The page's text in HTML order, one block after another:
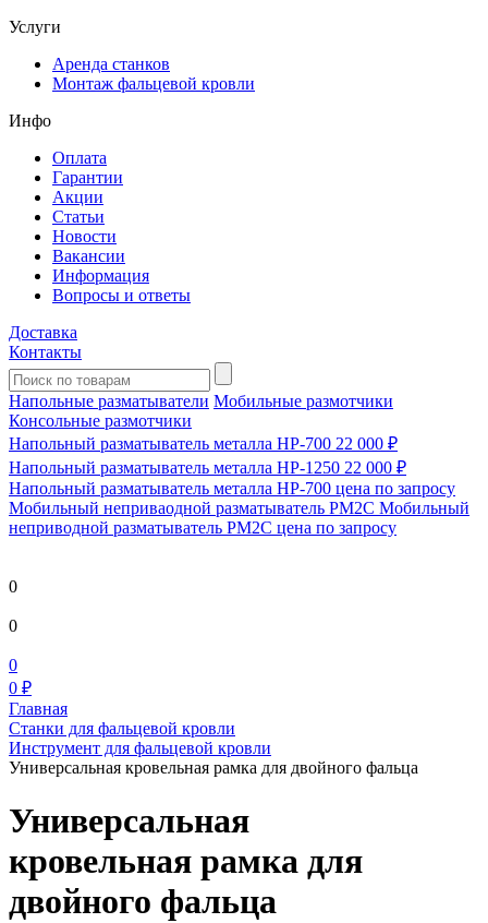
Услуги
Аренда станков
Монтаж фальцевой кровли
Инфо
Оплата
Гарантии
Акции
Статьи
Новости
Вакансии
Информация
Вопросы и ответы
Доставка
Контакты
Напольные разматыватели Мобильные размотчики
Консольные размотчики
Напольный разматыватель металла HP-700 22 000 ₽
Напольный разматыватель металла HP-1250 22 000 ₽
Напольный разматыватель металла HP-700 цена по запросу
Мобильный непривaодной разматыватель РМ2С Мобильный
неприводной разматыватель РМ2С цена по запросу
0
0
0
0 ₽
Главная
Станки для фальцевой кровли
Инструмент для фальцевой кровли
Универсальная кровельная рамка для двойного фальца
Универсальная
кровельная рамка для
двойного фальца